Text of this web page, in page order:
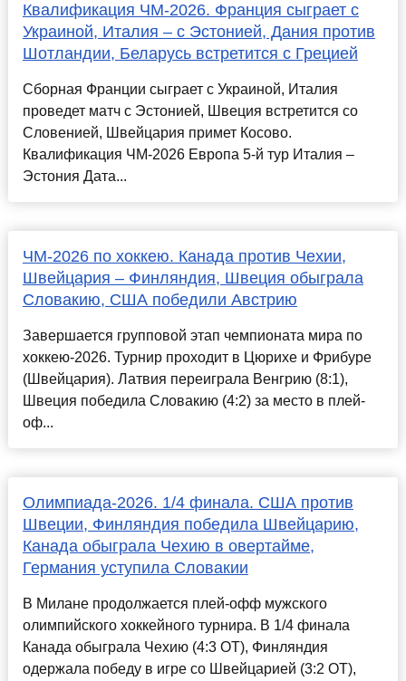
Квалификация ЧМ-2026. Франция сыграет с
Украиной, Италия – с Эстонией, Дания против
Шотландии, Беларусь встретится с Грецией
Сборная Франции сыграет с Украиной, Италия
проведет матч с Эстонией, Швеция встретится со
Словенией, Швейцария примет Косово.
Квалификация ЧМ-2026 Европа 5-й тур Италия –
Эстония Дата...
ЧМ-2026 по хоккею. Канада против Чехии,
Швейцария – Финляндия, Швеция обыграла
Словакию, США победили Австрию
Завершается групповой этап чемпионата мира по
хоккею-2026. Турнир проходит в Цюрихе и Фрибуре
(Швейцария). Латвия переиграла Венгрию (8:1),
Швеция победила Словакию (4:2) за место в плей-
оф...
Олимпиада-2026. 1/4 финала. США против
Швеции, Финляндия победила Швейцарию,
Канада обыграла Чехию в овертайме,
Германия уступила Словакии
В Милане продолжается плей-офф мужского
олимпийского хоккейного турнира. В 1/4 финала
Канада обыграла Чехию (4:3 ОТ), Финляндия
одержала победу в игре со Швейцарией (3:2 ОТ),